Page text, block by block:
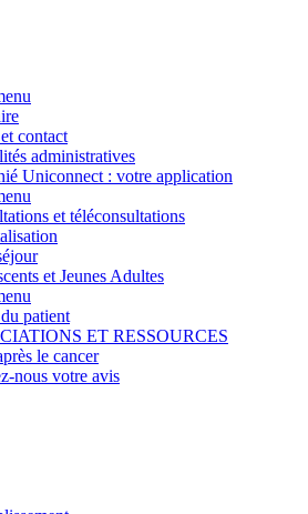
contact
administratives
Uniconnect : votre application
et téléconsultations
et Jeunes Adultes
patient
ET RESSOURCES
le cancer
nous votre avis